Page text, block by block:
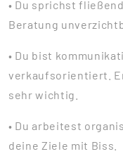
• Du sprichst
Beratung
• Du bist
verkaufsorientiert.
sehr wichtig.
• Du arbeitest
deine Ziele mit Biss.